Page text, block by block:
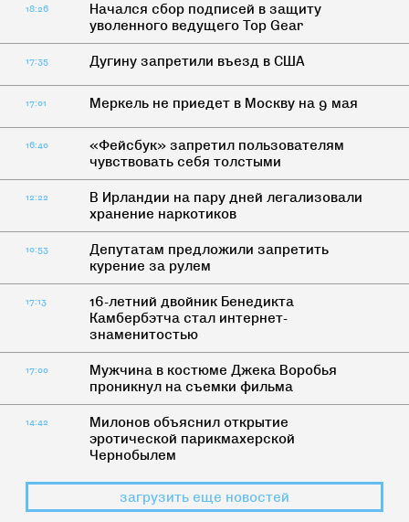
18:26
Начался сбор подписей в защиту
уволенного ведущего Top Gear
17:35 Дугину запретили въезд в США
17:01 Меркель не приедет в Москву на 9 мая
16:40
«Фейсбук» запретил пользователям
чувствовать себя толстыми
12:22
В Ирландии на пару дней легализовали
хранение наркотиков
10:53
Депутатам предложили запретить
курение за рулем
17:13
16-летний двойник Бенедикта
Камбербэтча стал интернет-
знаменитостью
17:00
Мужчина в костюме Джека Воробья
проникнул на съемки фильма
14:42
Милонов объяснил открытие
эротической парикмахерской
Чернобылем
загрузить еще новостей